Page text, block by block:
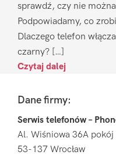
sprawdź, czy nie
Podpowiadamy, co
Dlaczego telefon
czarny? […]
Czytaj dalej
FooterDane firmy:
Serwis telefonów –
Al. Wiśniowa 36A pokój
53-137 Wrocław